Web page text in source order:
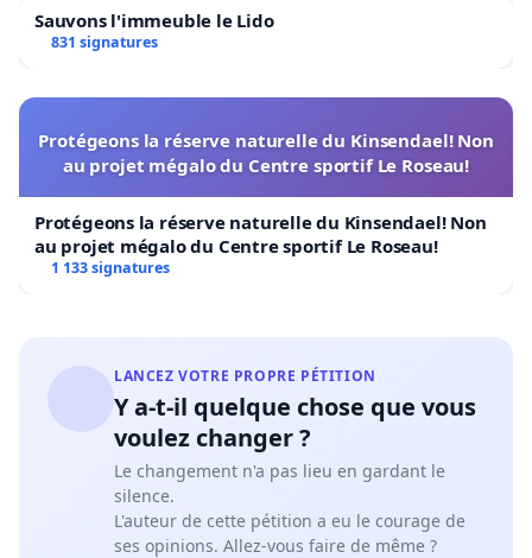
Sauvons l'immeuble le Lido
831 signatures
Protégeons la réserve naturelle du Kinsendael! Non
au projet mégalo du Centre sportif Le Roseau!
Protégeons la réserve naturelle du Kinsendael! Non
au projet mégalo du Centre sportif Le Roseau!
1 133 signatures
LANCEZ VOTRE PROPRE PÉTITION
Y a-t-il quelque chose que vous
voulez changer ?
Le changement n'a pas lieu en gardant le
silence.
L'auteur de cette pétition a eu le courage de
ses opinions. Allez-vous faire de même ?